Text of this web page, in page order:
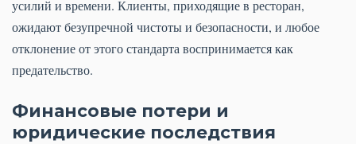
усилий и времени. Клиенты, приходящие в ресторан,
ожидают безупречной чистоты и безопасности, и любое
отклонение от этого стандарта воспринимается как
предательство.
Финансовые потери и
юридические последствия